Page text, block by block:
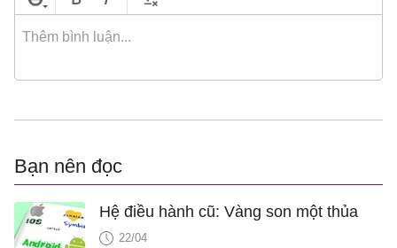
Bạn nên đọc
Hệ điều hành cũ: Vàng son một thủa
22/04